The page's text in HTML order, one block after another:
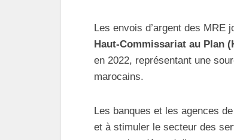
Les envois d’argent des MRE
Haut-Commissariat au Plan
en 2022, représentant une
marocains.
Les banques et les agences
et à stimuler le secteur des